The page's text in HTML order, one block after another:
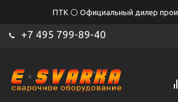
ПТК ⚪ Официальный дилер
+7 495 799-89-40